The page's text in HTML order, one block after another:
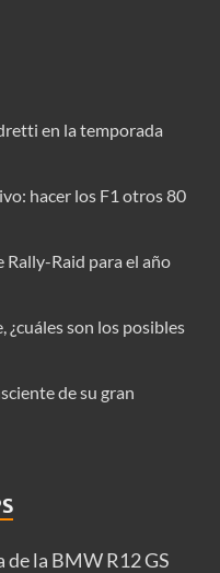
en la temporada
hacer los F1 otros 80
Rally-Raid para el año
¿cuáles son los posibles
de su gran
de la BMW R12 GS